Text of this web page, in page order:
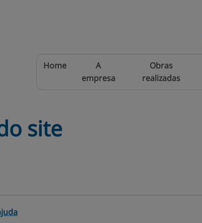
Home
A
empresa
Obras
realizadas
site